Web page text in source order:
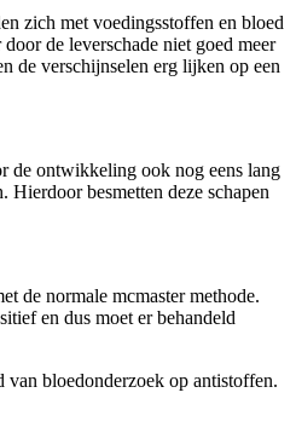
zich met voedingsstoffen en bloed
de leverschade niet goed meer
de verschijnselen erg lijken op een
de ontwikkeling ook nog eens lang
besmetten deze schapen
de normale mcmaster methode.
en dus moet er behandeld
van bloedonderzoek op antistoffen.